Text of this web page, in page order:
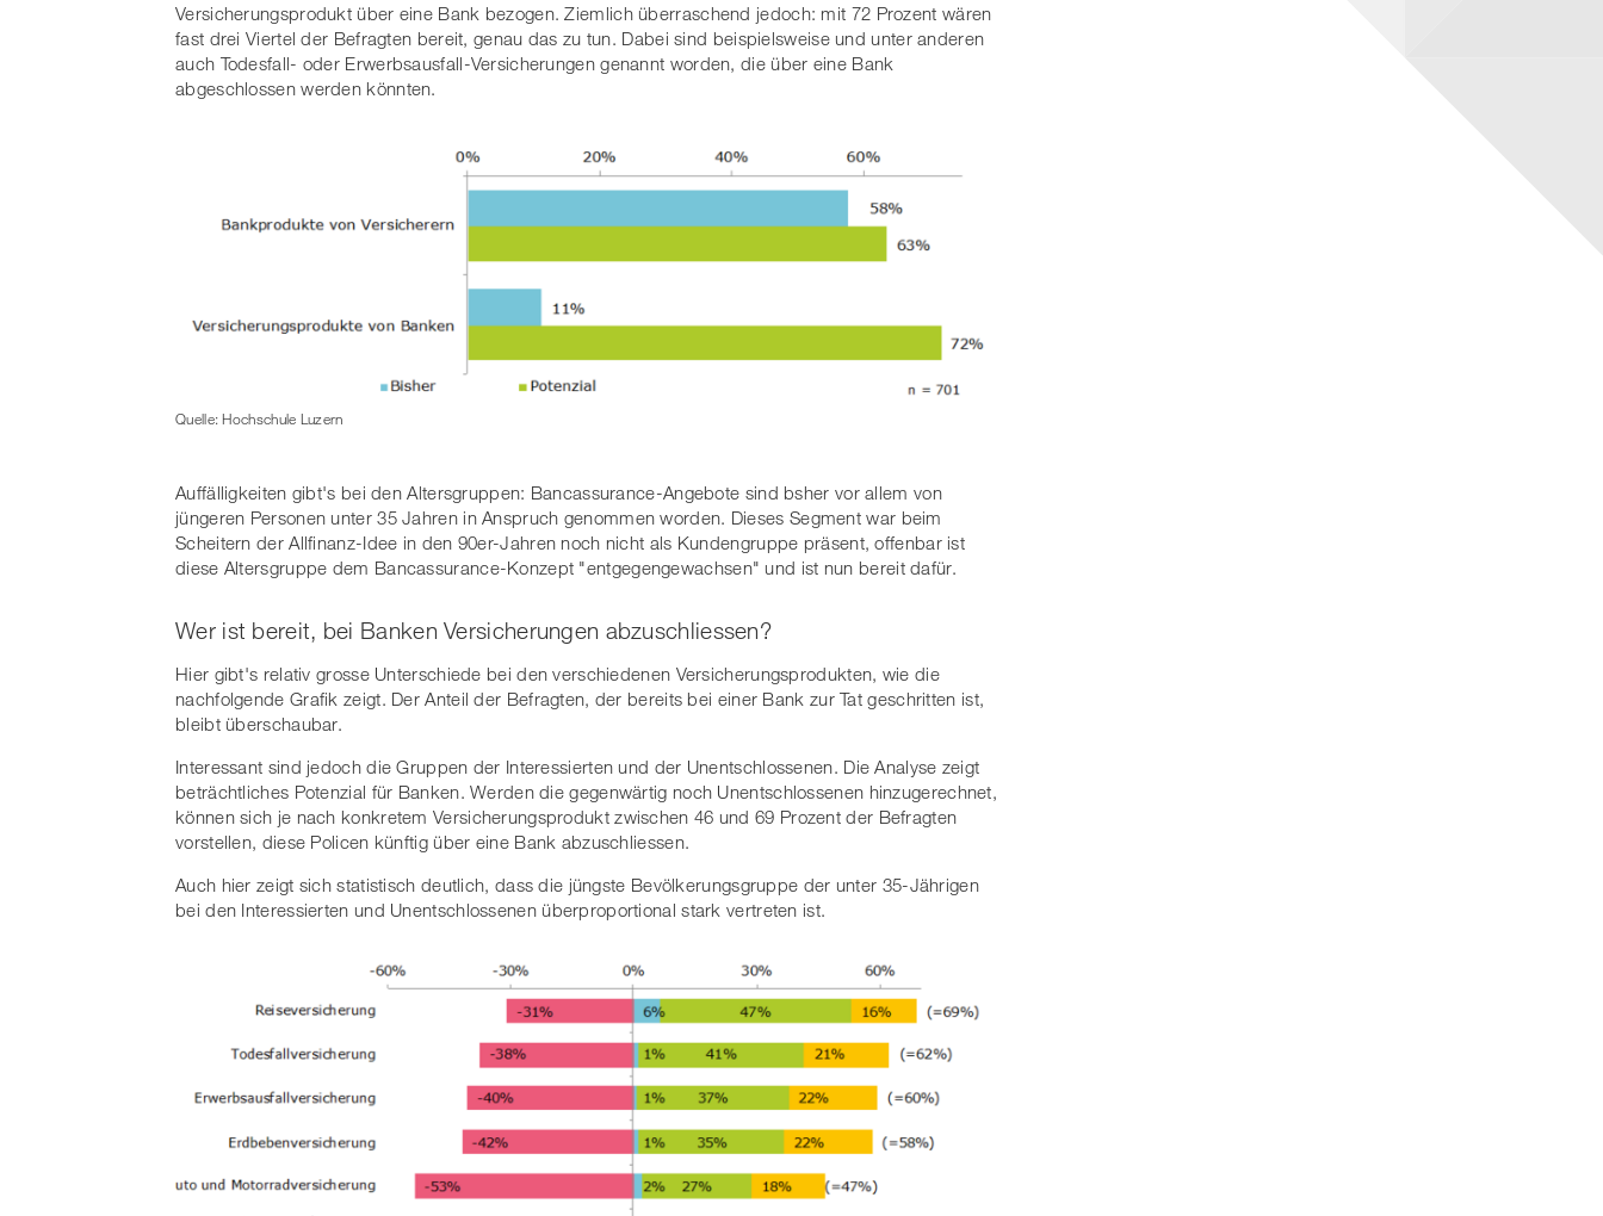
Versicherungsprodukt über eine Bank bezogen. Ziemlich überraschend jedoch: mit 72 Prozent wären
fast drei Viertel der Befragten bereit, genau das zu tun. Dabei sind beispielsweise und unter anderen
auch Todesfall- oder Erwerbsausfall-Versicherungen genannt worden, die über eine Bank
abgeschlossen werden könnten.
Quelle: Hochschule Luzern
Auffälligkeiten gibt's bei den Altersgruppen: Bancassurance-Angebote sind bsher vor allem von
jüngeren Personen unter 35 Jahren in Anspruch genommen worden. Dieses Segment war beim
Scheitern der Allfinanz-Idee in den 90er-Jahren noch nicht als Kundengruppe präsent, offenbar ist
diese Altersgruppe dem Bancassurance-Konzept "entgegengewachsen" und ist nun bereit dafür.
Wer ist bereit, bei Banken Versicherungen abzuschliessen?
Hier gibt's relativ grosse Unterschiede bei den verschiedenen Versicherungsprodukten, wie die
nachfolgende Grafik zeigt. Der Anteil der Befragten, der bereits bei einer Bank zur Tat geschritten ist,
bleibt überschaubar.
Interessant sind jedoch die Gruppen der Interessierten und der Unentschlossenen. Die Analyse zeigt
beträchtliches Potenzial für Banken. Werden die gegenwärtig noch Unentschlossenen hinzugerechnet,
können sich je nach konkretem Versicherungsprodukt zwischen 46 und 69 Prozent der Befragten
vorstellen, diese Policen künftig über eine Bank abzuschliessen.
Auch hier zeigt sich statistisch deutlich, dass die jüngste Bevölkerungsgruppe der unter 35-Jährigen
bei den Interessierten und Unentschlossenen überproportional stark vertreten ist.